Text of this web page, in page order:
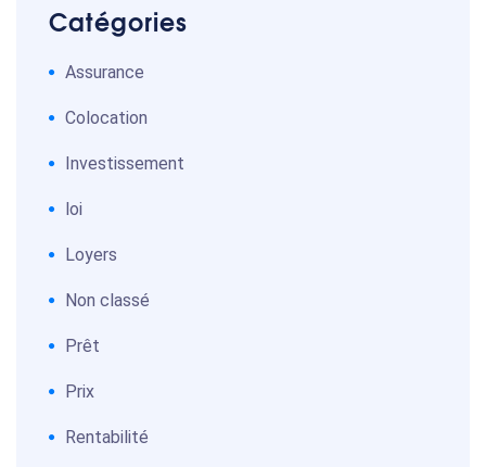
Catégories
Assurance
Colocation
Investissement
loi
Loyers
Non classé
Prêt
Prix
Rentabilité